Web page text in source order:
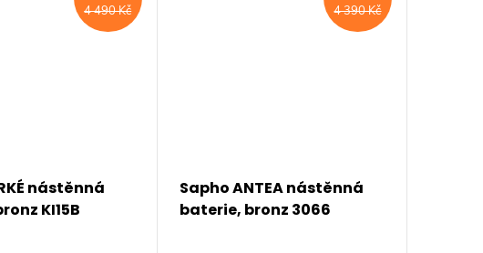
4 490 Kč
nástěnná
KI15B
4 390 Kč
Sapho ANTEA nástěnná
baterie, bronz 3066